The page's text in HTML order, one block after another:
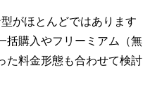
がほとんどではあります
括購入やフリーミアム（無
た料金形態も合わせて検討